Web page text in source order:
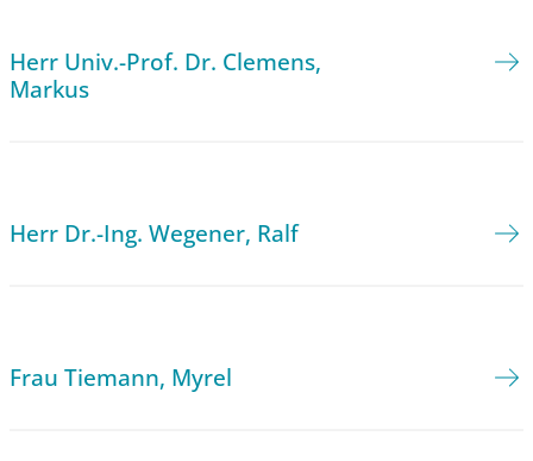
Herr Univ.-Prof. Dr. Clemens,
Markus
Herr Dr.-Ing. Wegener, Ralf
Frau Tiemann, Myrel